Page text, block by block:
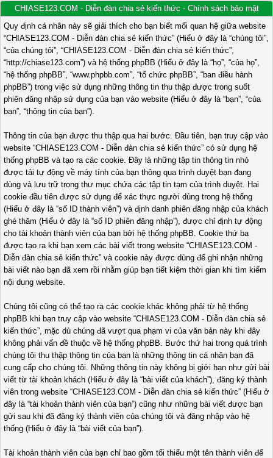
CHIASE123.COM - Diễn đàn chia sẻ kiến thức - Chính sách bảo mật
Quy định cá nhân này sẽ giải thích cho bạn biết mối quan hệ giữa website
“CHIASE123.COM - Diễn đàn chia sẻ kiến thức” (Hiểu ở đây là “chúng tôi”,
“của chúng tôi”, “CHIASE123.COM - Diễn đàn chia sẻ kiến thức”,
“http://chiase123.com”) và hệ thống phpBB (Hiểu ở đây là “họ”, “của họ”,
“hệ thống phpBB”, “www.phpbb.com”, “tổ chức phpBB”, “ban điều hành
phpBB”) trong việc sử dụng những thông tin thu thập được trong suốt
phiên đăng nhập sử dụng của bạn vào website (Hiểu ở đây là “bạn”, “của
bạn”, “thông tin của bạn”).
Thông tin của bạn được thu thập qua hai bước. Đầu tiên, bạn truy cập vào
website “CHIASE123.COM - Diễn đàn chia sẻ kiến thức” có sử dụng hệ
thống phpBB và tạo ra các cookie. Đây là những tập tin thông tin nhỏ
được tải tự động về máy tính của bạn thông qua trình duyệt bạn đang
dùng và lưu trữ trong thư mục chứa các tập tin tạm của trình duyệt. Hai
cookie đầu tiên được sử dụng để xác thực người dùng trong hệ thống
(Hiểu ở đây là “số ID thành viên”) và định danh phiên đăng nhập của khách
ghé thăm (Hiểu ở đây là “số ID phiên đăng nhập”), được chỉ định tự động
cho tài khoản thành viên của bạn bởi hệ thống phpBB. Cookie thứ ba
được tạo ra khi bạn xem các bài viết trong website “CHIASE123.COM -
Diễn đàn chia sẻ kiến thức” và cookie này được dùng để ghi nhận những
bài viết nào bạn đã xem rồi nhằm giúp bạn tiết kiệm thời gian khi tìm kiếm
nội dung website.
Chúng tôi cũng có thể tạo ra các cookie khác không phải từ hệ thống
phpBB khi bạn truy cập vào website “CHIASE123.COM - Diễn đàn chia sẻ
kiến thức”, mặc dù chúng đã vượt qua phạm vi của văn bản này khi đây
không phải vấn đề thuộc về hệ thống phpBB. Bước thứ hai trong quá trình
chúng tôi thu thập thông tin của bạn là những thông tin cá nhân bạn đã
cung cấp cho chúng tôi. Những thông tin này không bị giới hạn như gửi bài
viết từ tài khoản khách (Hiểu ở đây là “bài viết của khách”), đăng ký thành
viên trong website “CHIASE123.COM - Diễn đàn chia sẻ kiến thức” (Hiểu ở
đây là “tài khoản thành viên của bạn”) cũng như những bài viết được bạn
gửi sau khi đã đăng ký thành viên của chúng tôi và đăng nhập vào hệ
thống (Hiểu ở đây là “bài viết của bạn”).
Tài khoản thành viên của bạn chỉ bao gồm tối thiểu một tên thành viên để